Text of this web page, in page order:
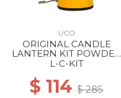
UCO
ORIGINAL CANDLE
LANTERN KIT POWDER
COATED YELLOW
L-C-KIT
$ 114 $ 285